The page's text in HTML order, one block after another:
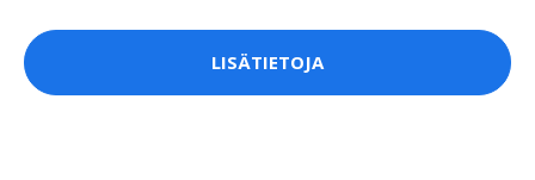
LISÄTIETOJA